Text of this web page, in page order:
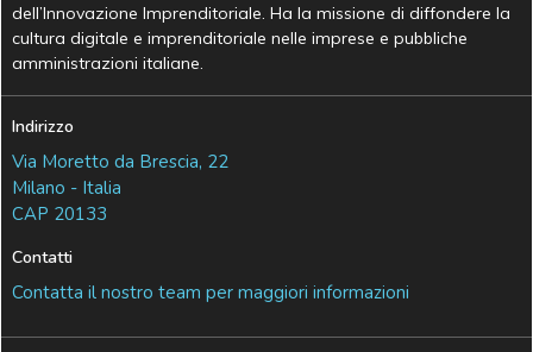
dell’Innovazione Imprenditoriale. Ha la missione di diffondere la
cultura digitale e imprenditoriale nelle imprese e pubbliche
amministrazioni italiane.
Indirizzo
Via Moretto da Brescia, 22
Milano - Italia
CAP 20133
Contatti
Contatta il nostro team per maggiori informazioni